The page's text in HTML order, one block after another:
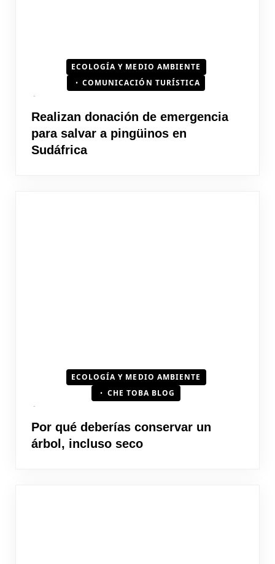
ECOLOGÍA Y MEDIO AMBIENTE
COMUNICACIÓN TURÍSTICA
Realizan donación de emergencia
para salvar a pingüinos en
Sudáfrica
ECOLOGÍA Y MEDIO AMBIENTE
CHE TOBA BLOG
Por qué deberías conservar un
árbol, incluso seco